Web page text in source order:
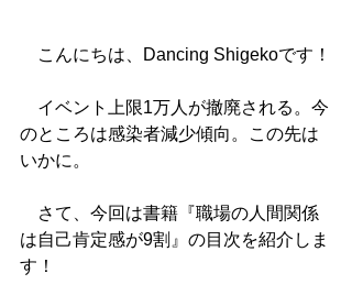
こんにちは、Dancing Shigekoです！
イベント上限1万人が撤廃される。今
のところは感染者減少傾向。この先は
いかに。
さて、今回は書籍『職場の人間関係
は自己肯定感が9割』の目次を紹介しま
す！